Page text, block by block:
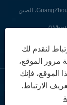
قطع غيار السيارات
السيارة - جميع
لنقدم لك
مرور الموقع،
الموقع، فإنك
الارتباط.